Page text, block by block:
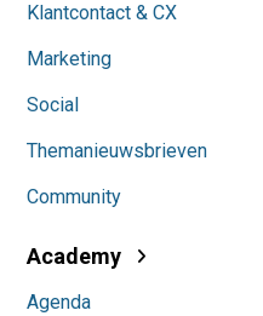
Klantcontact & CX
Marketing
Social
Themanieuwsbrieven
Community
Academy
Agenda